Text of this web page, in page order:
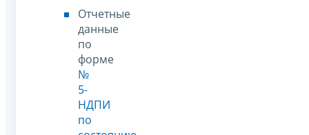
Отчетные
данные
по
форме
№
5-
НДПИ
по